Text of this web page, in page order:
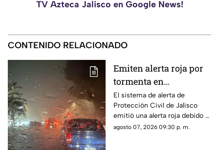
TV Azteca Jalisco en Google News!
CONTENIDO RELACIONADO
Emiten alerta roja por
tormenta en
Guadalajara; advierten
de caída de árboles e
inundaciones
El sistema de alerta de
Protección Civil de Jalisco
emitió una alerta roja debido a
la fuerte tormenta que se
agosto 07, 2026 09:30 p. m.